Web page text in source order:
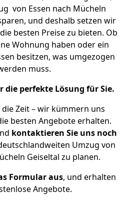
von Essen nach Mücheln
und deshalb setzen wir
besten Preise zu bieten. Ob
Wohnung haben oder ein
besitzen, was umgezogen
muss.
die perfekte Lösung für Sie.
die Zeit – wir kümmern uns
besten Angebote erhalten.
kontaktieren Sie uns noch
Umzug von
Geiseltal zu planen.
Formular aus, und erhalten
Angebote.